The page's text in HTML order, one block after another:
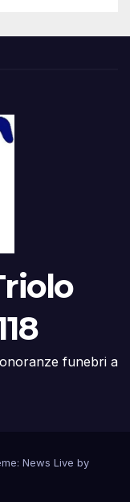
funebri a
News Live by